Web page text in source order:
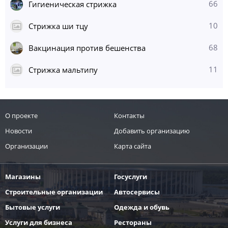
Цитологическиеисследования
Гистологические исследование
Показать еще
Ритуальные услуги
Кремация
Рентген для животных
Проекция
Полное рентгенологическое обследование (независимо от
количества снимков)
2500 руб.
Седация для проведения рентгенологического исследования
600 руб.
Гигиеническая стрижка 66
Стрижка ши тцу 10
Вакцинация против бешенства 68
Стрижка мальтипу 11
О проекте
Новости
Организации
Контакты
Добавить организацию
Карта сайта
Магазины
Строительные организации
Бытовые услуги
Услуги для бизнеса
Госуслуги
Автосервисы
Одежда и обувь
Рестораны